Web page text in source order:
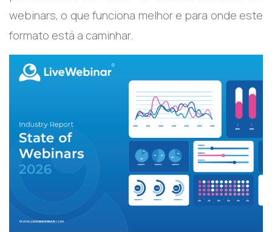
webinars, o que funciona melhor e para onde este
formato está a caminhar.